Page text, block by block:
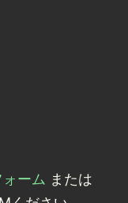
ーム または